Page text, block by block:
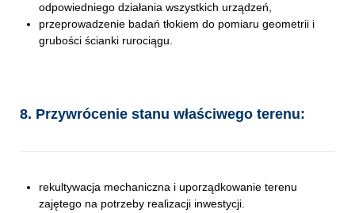
odpowiedniego działania wszystkich urządzeń,
przeprowadzenie badań tłokiem do pomiaru geometrii i
grubości ścianki rurociągu.
8. Przywrócenie stanu właściwego terenu:
rekultywacja mechaniczna i uporządkowanie terenu
zajętego na potrzeby realizacji inwestycji.